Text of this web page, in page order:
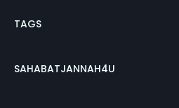
TAGS
SAHABATJANNAH4U